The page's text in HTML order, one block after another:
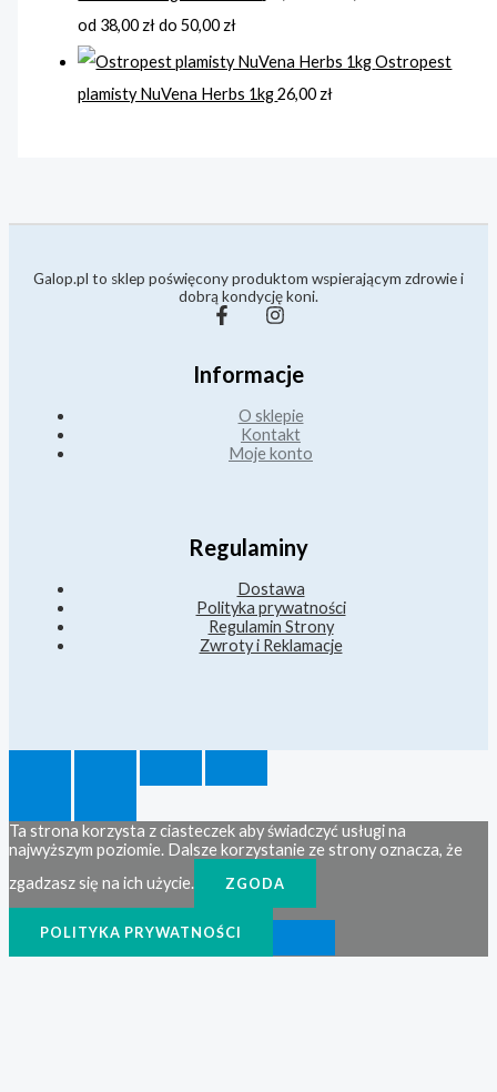
od 38,00 zł do 50,00 zł
Ostropest
plamisty NuVena Herbs 1kg 26,00 zł
Galop.pl to sklep poświęcony produktom wspierającym zdrowie i
dobrą kondycję koni.
Informacje
O sklepie
Kontakt
Moje konto
Regulaminy
Dostawa
Polityka prywatności
Regulamin Strony
Zwroty i Reklamacje
Ta strona korzysta z ciasteczek aby świadczyć usługi na
najwyższym poziomie. Dalsze korzystanie ze strony oznacza, że
zgadzasz się na ich użycie.
ZGODA
POLITYKA PRYWATNOŚCI